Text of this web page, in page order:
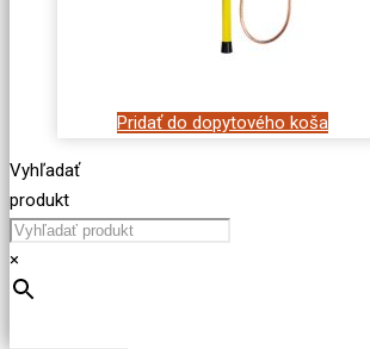
Pridať do dopytového koša
Vyhľadať
produkt
×